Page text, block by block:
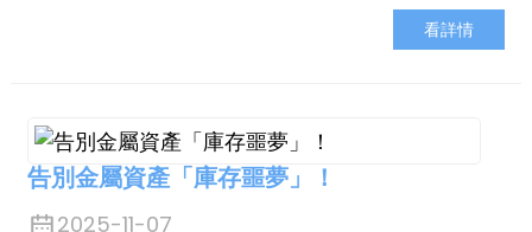
看詳情
告別金屬資產「庫存噩夢」！
2025-11-07